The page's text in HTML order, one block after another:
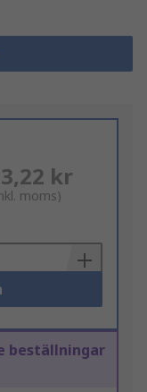
kr
moms)
beställningar